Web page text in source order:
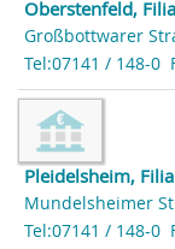
Oberstenfeld,
Großbottwarer
Tel:07141 / 148-0
Pleidelsheim,
Mundelsheimer
Tel:07141 / 148-0